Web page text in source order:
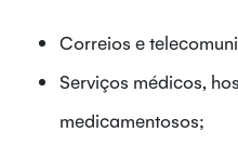
Correios e
Serviços médicos,
medicamentosos;